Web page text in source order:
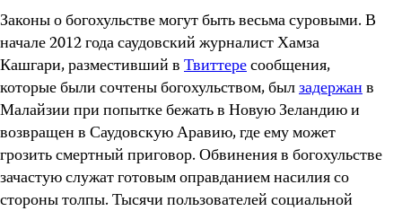
Законы о богохульстве могут быть весьма суровыми. В
начале 2012 года саудовский журналист Хамза
Кашгари, разместивший вТвиттересообщения,
которые были сочтены богохульством, былзадержанв
Малайзии при попытке бежать в Новую Зеландию и
возвращен в Саудовскую Аравию, где ему может
грозить смертный приговор. Обвинения в богохульстве
зачастую служат готовым оправданием насилия со
стороны толпы. Тысячи пользователей социальной